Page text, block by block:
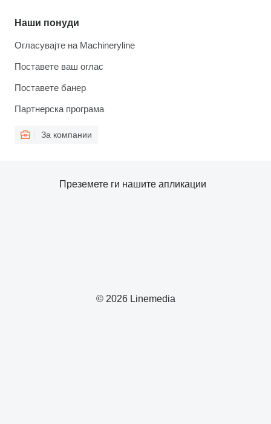
Наши понуди
Огласувајте на Machineryline
Поставете ваш оглас
Поставете банер
Партнерска програма
За компании
© 2026 Linemedia
Преземете ги нашите апликации